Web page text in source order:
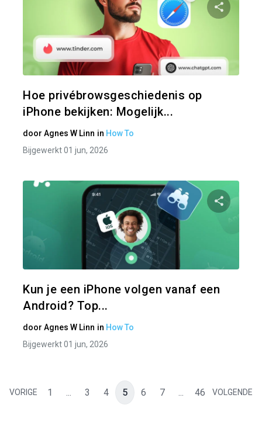
Hoe privébrowsgeschiedenis op
iPhone bekijken: Mogelijk...
door Agnes W Linn in How To
Bijgewerkt 01 jun, 2026
Kun je een iPhone volgen vanaf een
Android? Top...
door Agnes W Linn in How To
Bijgewerkt 01 jun, 2026
VORIGE 1 ... 3 4 5 6 7 ... 46 VOLGENDE